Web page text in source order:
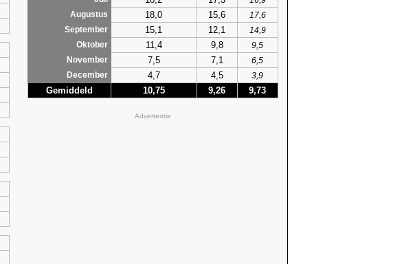
Augustus
18,0 15,6
17,6
September
15,1 12,1
14,9
Oktober
11,4 9,8
9,5
November
7,5 7,1
6,5
December
4,7 4,5 3,9
Gemiddeld 10,75 9,26 9,73
Advertentie